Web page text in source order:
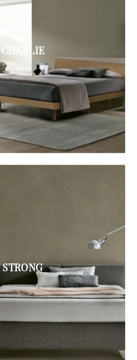
CHARLIE
STRONG